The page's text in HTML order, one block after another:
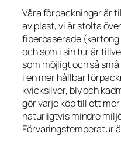
Våra förpackningar är
av plast, vi är stolta
fiberbaserade
och som i sin tur är
som möjligt och så
i en mer hållbar
kvicksilver, bly och
gör varje köp till ett
naturligtvis mindre
Förvaringstemperatur